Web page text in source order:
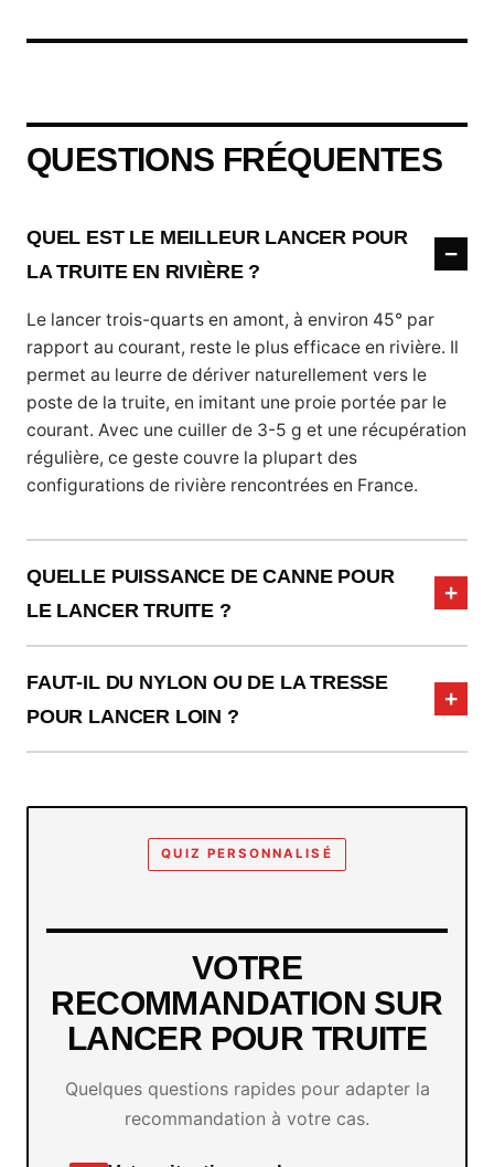
QUESTIONS FRÉQUENTES
QUEL EST LE MEILLEUR LANCER POUR
LA TRUITE EN RIVIÈRE ?
Le lancer trois-quarts en amont, à environ 45° par
rapport au courant, reste le plus efficace en rivière. Il
permet au leurre de dériver naturellement vers le
poste de la truite, en imitant une proie portée par le
courant. Avec une cuiller de 3-5 g et une récupération
régulière, ce geste couvre la plupart des
configurations de rivière rencontrées en France.
QUELLE PUISSANCE DE CANNE POUR
LE LANCER TRUITE ?
FAUT-IL DU NYLON OU DE LA TRESSE
POUR LANCER LOIN ?
QUIZ PERSONNALISÉ
VOTRE
RECOMMANDATION SUR
LANCER POUR TRUITE
Quelques questions rapides pour adapter la
recommandation à votre cas.